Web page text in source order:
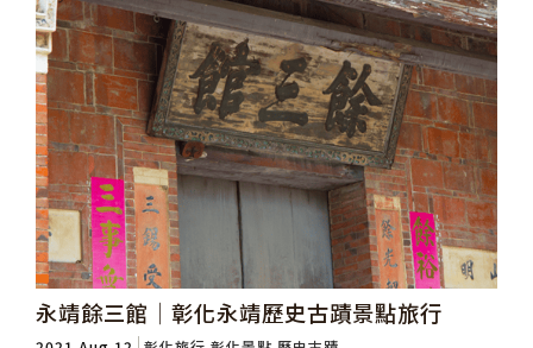
永靖餘三館│彰化永靖歷史古蹟景點旅行